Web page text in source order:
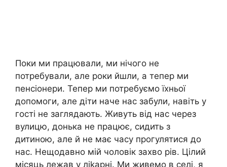
Поки ми працювали, ми нічого не
потребували, але роки йшли, а тепер ми
пенсіонери. Тепер ми потребуємо їхньої
допомоги, але діти наче нас забули, навіть у
гості не заглядають. Живуть від нас через
вулицю, донька не працює, сидить з
дитиною, але й не має часу прогулятися до
нас. Нещодавно мій чоловік захво рів. Цілий
місяць лежав у ліkарні. Ми живемо в селі, я